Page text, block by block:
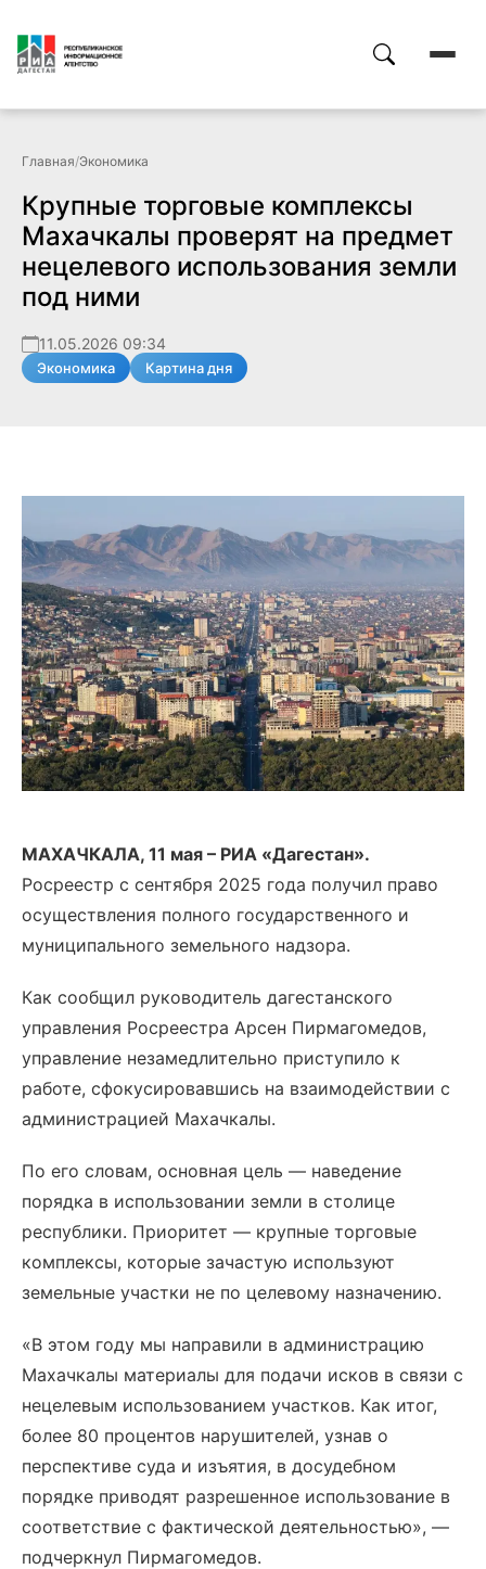
Главная/Экономика
Крупные торговые комплексы
Махачкалы проверят на предмет
нецелевого использования земли
под ними
11.05.2026 09:34
Экономика Картина дня
МАХАЧКАЛА, 11 мая – РИА «Дагестан».
Росреестр с сентября 2025 года получил право
осуществления полного государственного и
муниципального земельного надзора.
Как сообщил руководитель дагестанского
управления Росреестра Арсен Пирмагомедов,
управление незамедлительно приступило к
работе, сфокусировавшись на взаимодействии с
администрацией Махачкалы.
По его словам, основная цель — наведение
порядка в использовании земли в столице
республики. Приоритет — крупные торговые
комплексы, которые зачастую используют
земельные участки не по целевому назначению.
«В этом году мы направили в администрацию
Махачкалы материалы для подачи исков в связи с
нецелевым использованием участков. Как итог,
более 80 процентов нарушителей, узнав о
перспективе суда и изъятия, в досудебном
порядке приводят разрешенное использование в
соответствие с фактической деятельностью», —
подчеркнул Пирмагомедов.